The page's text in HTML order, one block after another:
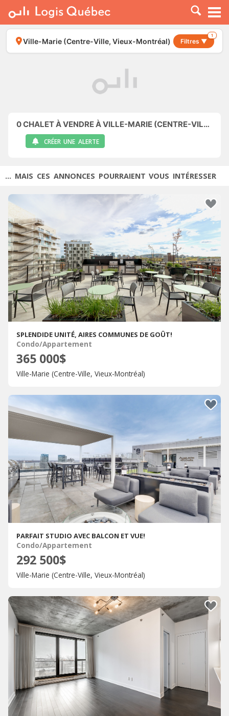
À LOUER
À VENDRE
PLACER UNE ANNONCE
Ville-Marie (Centre-Ville, Vieux-Montréal) Filtres ▼
1
0CHALET À VENDRE À VILLE-MARIE (CENTRE-VILLE, VIEUX-MONTRÉAL)
CRÉER UNE ALERTE
... MAIS CES ANNONCES POURRAIENT VOUS INTÉRESSER
SPLENDIDE UNITÉ, AIRES COMMUNES DE GOÛT!
Condo/Appartement
365 000$
Ville-Marie (Centre-Ville, Vieux-Montréal)
PARFAIT STUDIO AVEC BALCON ET VUE!
Condo/Appartement
292 500$
Ville-Marie (Centre-Ville, Vieux-Montréal)